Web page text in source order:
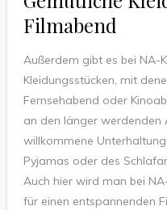
Filmabend
Außerdem gibt es bei NA-
Kleidungsstücken, mit
Fernsehabend oder
an den länger werdenden
willkommene
Pyjamas oder des
Auch hier wird man bei
für einen entspannenden